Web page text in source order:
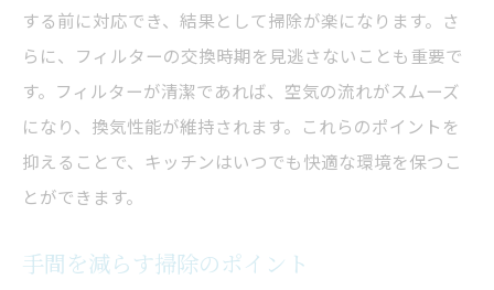
する前に対応でき、結果として掃除が楽になります。さ
らに、フィルターの交換時期を見逃さないことも重要で
す。フィルターが清潔であれば、空気の流れがスムーズ
になり、換気性能が維持されます。これらのポイントを
抑えることで、キッチンはいつでも快適な環境を保つこ
とができます。
手間を減らす掃除のポイント